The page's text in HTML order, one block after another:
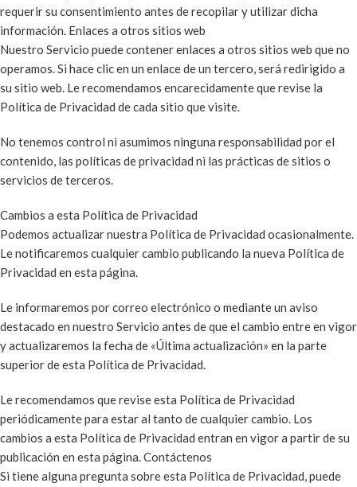
requerir su consentimiento antes de recopilar y utilizar dicha
información. Enlaces a otros sitios web
Nuestro Servicio puede contener enlaces a otros sitios web que no
operamos. Si hace clic en un enlace de un tercero, será redirigido a
su sitio web. Le recomendamos encarecidamente que revise la
Política de Privacidad de cada sitio que visite.
No tenemos control ni asumimos ninguna responsabilidad por el
contenido, las políticas de privacidad ni las prácticas de sitios o
servicios de terceros.
Cambios a esta Política de Privacidad
Podemos actualizar nuestra Política de Privacidad ocasionalmente.
Le notificaremos cualquier cambio publicando la nueva Política de
Privacidad en esta página.
Le informaremos por correo electrónico o mediante un aviso
destacado en nuestro Servicio antes de que el cambio entre en vigor
y actualizaremos la fecha de «Última actualización» en la parte
superior de esta Política de Privacidad.
Le recomendamos que revise esta Política de Privacidad
periódicamente para estar al tanto de cualquier cambio. Los
cambios a esta Política de Privacidad entran en vigor a partir de su
publicación en esta página. Contáctenos
Si tiene alguna pregunta sobre esta Política de Privacidad, puede